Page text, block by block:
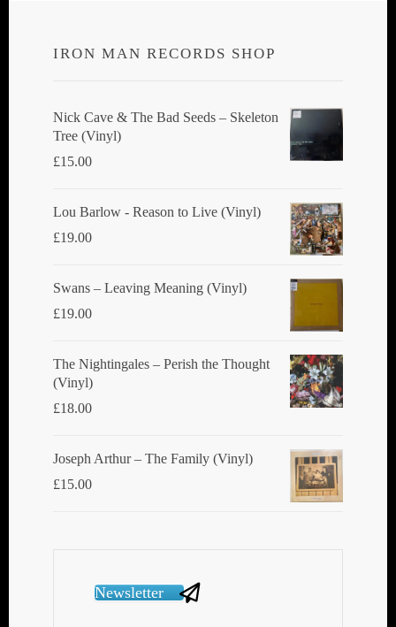
IRON MAN RECORDS SHOP
Nick Cave & The Bad Seeds ‎– Skeleton
Tree (Vinyl)
£15.00
Lou Barlow - Reason to Live (Vinyl)
£19.00
Swans ‎– Leaving Meaning (Vinyl)
£19.00
The Nightingales ‎– Perish the Thought
(Vinyl)
£18.00
Joseph Arthur ‎– The Family (Vinyl)
£15.00
Newsletter